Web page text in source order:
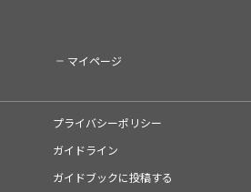
マイページ
プライバシーポリシー
ガイドライン
ガイドブックに投稿する